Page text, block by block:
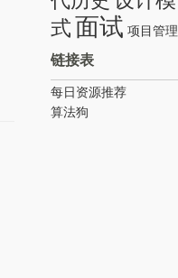
式 面试 项目管理
链接表
每日资源推荐
算法狗